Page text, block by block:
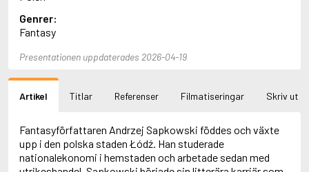
Abdel-Fattah, Randa
Abdolah, Kader
Abé, Kobo
Abele, Inga
Aboulela, Leila
Abrahams, Peter (f. 1947)
Abrahamson, Emmy
Abse, Dannie
Genrer:
Fantasy
Presentationen uppdaterades 2026-04-19
Artikel Titlar Referenser Filmatiseringar Skriv ut
Fantasyförfattaren Andrzej Sapkowski föddes och växte
upp i den polska staden Łódź. Han studerade
nationalekonomi i hemstaden och arbetade sedan med